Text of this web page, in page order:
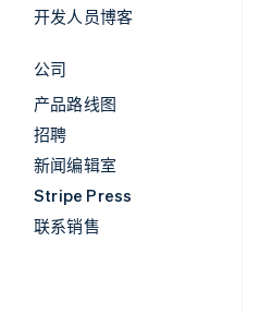
开发人员博客
公司
产品路线图
招聘
新闻编辑室
Stripe Press
联系销售